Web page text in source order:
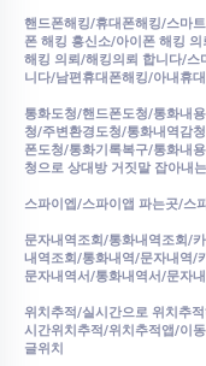
핸드폰해킹/휴대폰해킹/스마
폰 해킹 흥신소/아이폰 해킹
해킹 의뢰/해킹의뢰 합니다/스
니다/남편휴대폰해킹/아내휴
통화도청/핸드폰도청/통화내
청/주변환경도청/통화내역감
폰도청/통화기록복구/통화내
청으로 상대방 거짓말 잡아내
스파이엡/스파이앱 파는곳/스
문자내역조회/통화내역조회/
내역조회/통화내역/문자내역/
문자내역서/통화내역서/문자
위치추적/실시간으로 위치추
시간위치추적/위치추적앱/이
글위치